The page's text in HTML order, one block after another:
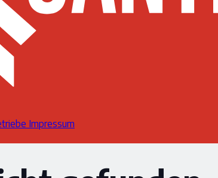
Impressum